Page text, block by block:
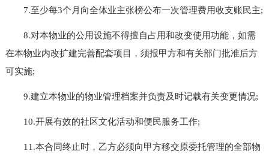
7.至少每3个月向全体业主张榜公布一次管理费用收支账民主;
8.对本物业的公用设施不得擅自占用和改变使用功能，如需
在本物业内改扩建完善配套项目，须报甲方和有关部门批准后方
可实施;
9.建立本物业的物业管理档案并负责及时记载有关变更情况;
10.开展有效的社区文化活动和便民服务工作;
11.本合同终止时，乙方必须向甲方移交原委托管理的全部物